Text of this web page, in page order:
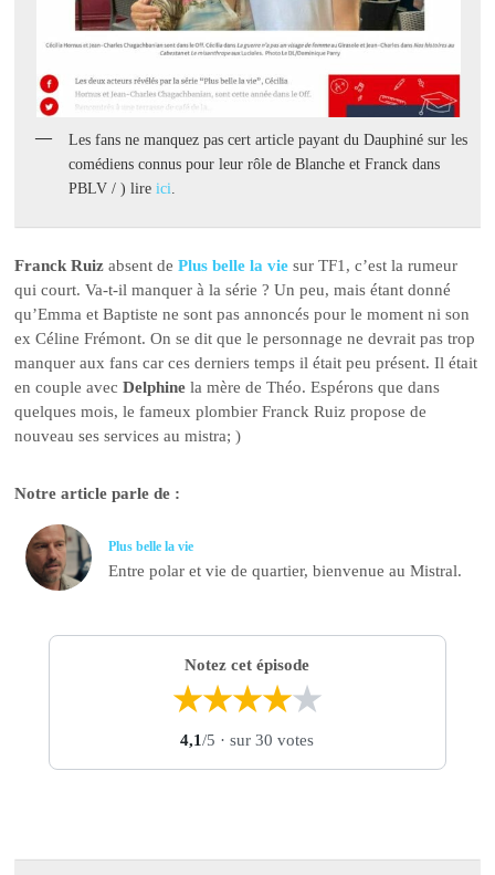
Les fans ne manquez pas cert article payant du Dauphiné sur les
comédiens connus pour leur rôle de Blanche et Franck dans
PBLV / ) lireici.
Franck Ruiz absent dePlus belle la vie sur TF1, c’est la rumeur
qui court. Va-t-il manquer à la série ? Un peu, mais étant donné
qu’Emma et Baptiste ne sont pas annoncés pour le moment ni son
ex Céline Frémont. On se dit que le personnage ne devrait pas trop
manquer aux fans car ces derniers temps il était peu présent. Il était
en couple avecDelphinela mère de Théo. Espérons que dans
quelques mois, le fameux plombier Franck Ruiz propose de
nouveau ses services au mistra; )
Notre article parle de :
Plus belle la vie
Entre polar et vie de quartier, bienvenue au Mistral.
Notez cet épisode
★★★★★
4,1/5 · sur 30 votes